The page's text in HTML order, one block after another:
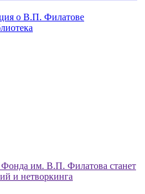
о В.П. Филатове
Фонда им. В.П. Филатова станет
и нетворкинга